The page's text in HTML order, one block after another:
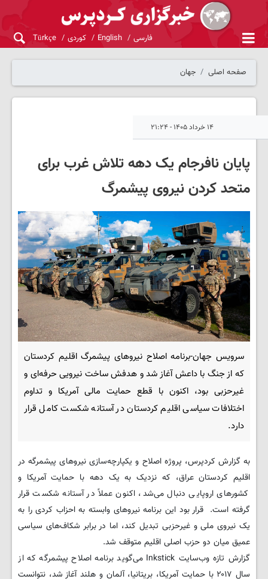
فارسی English کوردی Türkçe
صفحه اصلی جهان
۱۴ خرداد ۱۴۰۵ - ۲۱:۲۴
پایان نافرجام یک دهه تلاش غرب برای
متحد کردن نیروی پیشمرگ
سرویس جهان-برنامه‌ اصلاح نیروهای پیشمرگ اقلیم کردستان
که از جنگ با داعش آغاز شد و هدفش ساخت نیرویی حرفه‌ای و
غیرحزبی بود، اکنون با قطع حمایت مالی آمریکا و تداوم
اختلافات سیاسی اقلیم کردستان در آستانه شکست کامل قرار
دارد.
به گزارش کردپرس، پروژه اصلاح و یکپارچه‌سازی نیروهای پیشمرگه در
اقلیم کردستان عراق، که نزدیک به یک دهه با حمایت آمریکا و
کشورهای اروپایی دنبال می‌شد، اکنون عملاً در آستانه شکست قرار
گرفته است. قرار بود این برنامه نیروهای وابسته به احزاب کردی را به
یک نیروی ملی و غیرحزبی تبدیل کند، اما در برابر شکاف‌های سیاسی
عمیق میان دو حزب اصلی اقلیم متوقف شد.
گزارش تازه وب‌سایت Inkstick می‌گوید برنامه اصلاح پیشمرگه که از
سال ۲۰۱۷ با حمایت آمریکا، بریتانیا، آلمان و هلند آغاز شد، نتوانست